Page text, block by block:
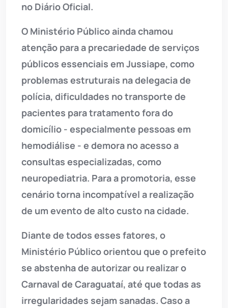
no Diário Oficial.
O Ministério Público ainda chamou
atenção para a precariedade de serviços
públicos essenciais em Jussiape, como
problemas estruturais na delegacia de
polícia, dificuldades no transporte de
pacientes para tratamento fora do
domicílio - especialmente pessoas em
hemodiálise - e demora no acesso a
consultas especializadas, como
neuropediatria. Para a promotoria, esse
cenário torna incompatível a realização
de um evento de alto custo na cidade.
Diante de todos esses fatores, o
Ministério Público orientou que o prefeito
se abstenha de autorizar ou realizar o
Carnaval de Caraguataí, até que todas as
irregularidades sejam sanadas. Caso a